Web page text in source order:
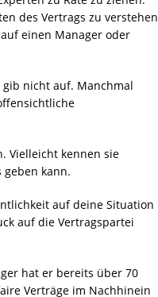
des Vertrags zu verstehen
einen Manager oder
nicht auf. Manchmal
Vielleicht kennen sie
kann.
auf deine Situation
auf die Vertragspartei
hat er bereits über 70
Verträge im Nachhinein